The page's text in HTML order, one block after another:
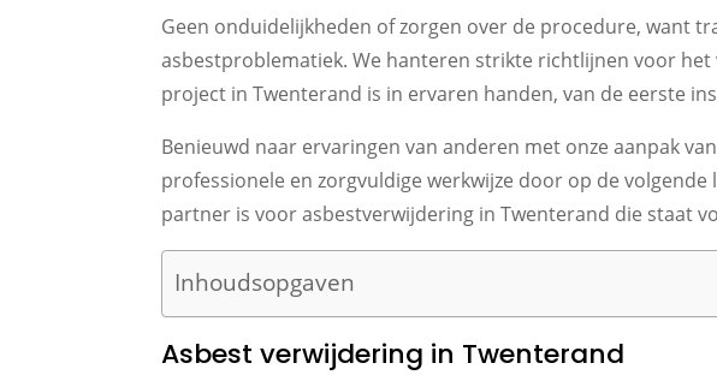
Geen onduidelijkheden of zorgen over de procedure, want
asbestproblematiek. We hanteren strikte richtlijnen voor
project in Twenterand is in ervaren handen, van de eerste
Benieuwd naar ervaringen van anderen met onze aanpak
professionele en zorgvuldige werkwijze door op de volgende
partner is voor asbestverwijdering in Twenterand die staat
Inhoudsopgaven
Asbest verwijdering in Twenterand